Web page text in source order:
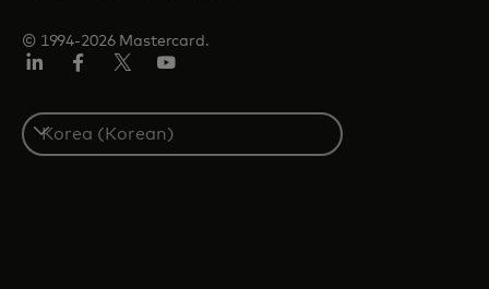
© 1994-2026 Mastercard.
S
e
In
ook
터/
X
브